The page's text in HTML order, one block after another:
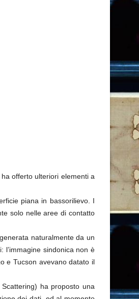
offerto ulteriori elementi a
piana in bassorilievo. I
solo nelle aree di contatto
naturalmente da un
l’immagine sindonica non è
e Tucson avevano datato il
ha proposto una